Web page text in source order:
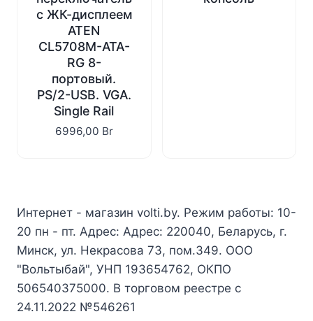
с ЖК-дисплеем
ATEN
CL5708M-ATA-
RG 8-
портовый.
PS/2-USB. VGA.
Single Rail
6996,00 Br
Интернет - магазин volti.by. Режим работы: 10-
20 пн - пт. Адрес: Адрес: 220040, Беларусь, г.
Минск, ул. Некрасова 73, пом.349. ООО
"Вольтыбай", УНП 193654762, ОКПО
506540375000. В торговом реестре с
24.11.2022 №546261